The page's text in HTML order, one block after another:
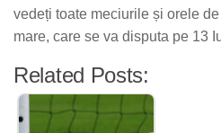
vedeți toate meciurile și orele
mare, care se va disputa pe 13
Related Posts: